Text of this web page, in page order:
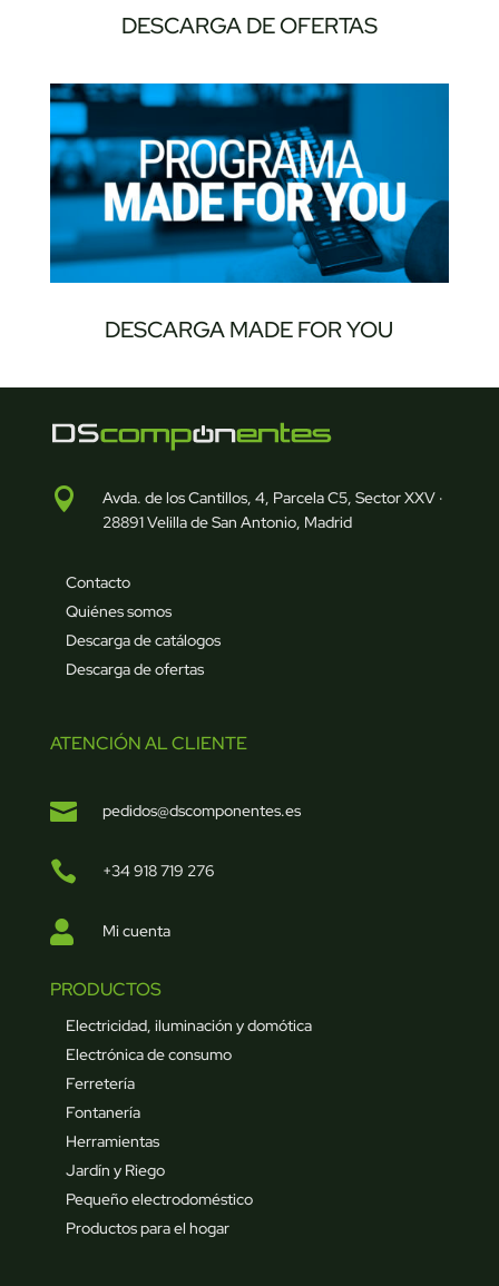
DESCARGA DE OFERTAS
DESCARGA MADE FOR YOU

Avda. de los Cantillos, 4, Parcela C5, Sector XXV ·
28891 Velilla de San Antonio, Madrid
Contacto
Quiénes somos
Descarga de catálogos
Descarga de ofertas
ATENCIÓN AL CLIENTE
 pedidos@dscomponentes.es
 +34 918 719 276
 Mi cuenta
PRODUCTOS
Electricidad, iluminación y domótica
Electrónica de consumo
Ferretería
Fontanería
Herramientas
Jardín y Riego
Pequeño electrodoméstico
Productos para el hogar